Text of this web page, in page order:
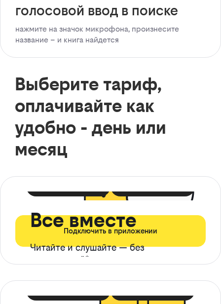
голосовой ввод в поиске
нажмите на значок микрофона, произнесите
название – и книга найдется
Выберите тариф,
оплачивайте как
удобно - день или
месяц
Все вместе
Читайте и слушайте — без
ограничений*
Подключить в приложении